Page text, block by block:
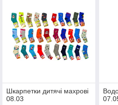
Шкарпетки дитячі махрові
08.03